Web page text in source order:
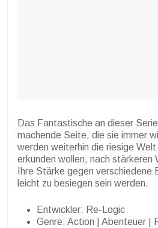
Das Fantastische an dieser
machende Seite, die sie immer
werden weiterhin die riesige
erkunden wollen, nach stärkeren
Ihre Stärke gegen
leicht zu besiegen sein werden.
Entwickler: Re-Logic
Genre: Action | Abenteuer |